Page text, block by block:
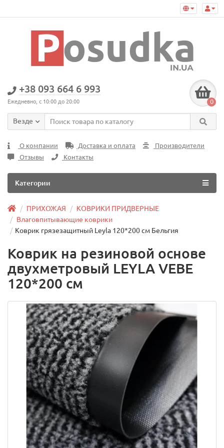
+38 093 664 6 993
Ежедневно, с 10:00 до 20:00 0
Везде
О компании Доставка и оплата
Производители
Отзывы
Контакты
Категории
ПРИХОЖАЯ
КОВРИКИ ПРИДВЕРНЫЕ
Влаговпитывающие коврики
Коврик грязезащитный Leyla 120*200 см Бельгия
Коврик на резиновой основе
двухметровый LEYLA VEBE
120*200 см